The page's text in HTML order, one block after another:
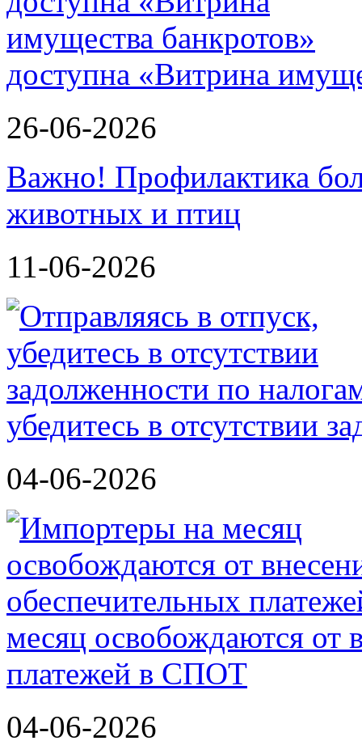
доступна «Витрина
26-06-2026
Важно! Профилактика
животных и птиц
11-06-2026
убедитесь в отсутствии
04-06-2026
месяц освобождаются от
платежей в СПОТ
04-06-2026